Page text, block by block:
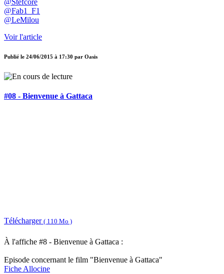
@Stefcore
@Fab1_F1
@LeMilou
Voir l'article
Publié le 24/06/2015 à 17:30 par Oasis
#08 - Bienvenue à Gattaca
Télécharger ( 110 Mo )
À l'affiche #8 - Bienvenue à Gattaca :
Episode concernant le film "Bienvenue à Gattaca"
Fiche Allocine